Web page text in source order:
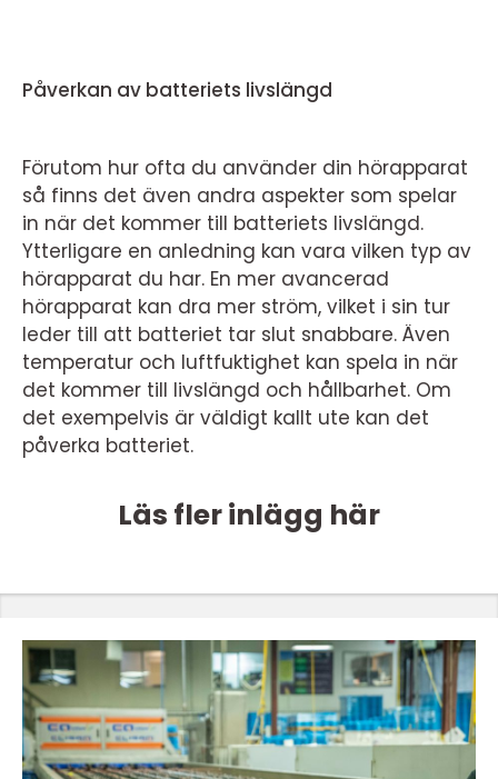
Påverkan av batteriets livslängd
Förutom hur ofta du använder din hörapparat
så finns det även andra aspekter som spelar
in när det kommer till batteriets livslängd.
Ytterligare en anledning kan vara vilken typ av
hörapparat du har. En mer avancerad
hörapparat kan dra mer ström, vilket i sin tur
leder till att batteriet tar slut snabbare. Även
temperatur och luftfuktighet kan spela in när
det kommer till livslängd och hållbarhet. Om
det exempelvis är väldigt kallt ute kan det
påverka batteriet.
Läs fler inlägg här